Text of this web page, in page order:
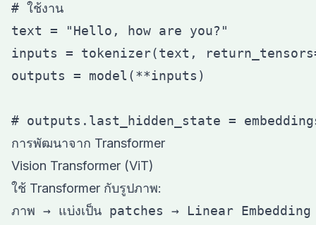
# ใช้งาน
text = "Hello, how are you?"
inputs = tokenizer(text,
outputs = model(**inputs)
การพัฒนาจาก Transformer
Vision Transformer (ViT)
ใช้ Transformer กับรูปภาพ: